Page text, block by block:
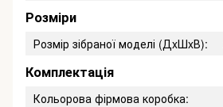
Розміри
Розмір зібраної моделі (ДxШxВ):
Комплектація
Кольорова фірмова коробка: